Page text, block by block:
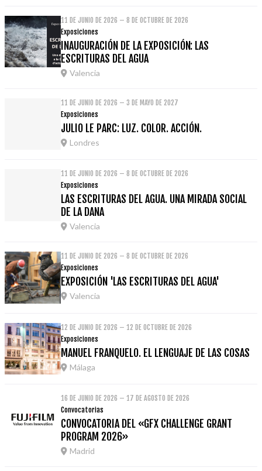
11 DE JUNIO DE 2026 – 8 DE OCTUBRE DE 2026
Exposiciones
INAUGURACIÓN DE LA EXPOSICIÓN: LAS
ESCRITURAS DEL AGUA
Valencia
11 DE JUNIO DE 2026 – 3 DE MAYO DE 2027
Exposiciones
JULIO LE PARC: LUZ. COLOR. ACCIÓN.
Londres
11 DE JUNIO DE 2026 – 8 DE OCTUBRE DE 2026
Exposiciones
LAS ESCRITURAS DEL AGUA. UNA MIRADA SOCIAL
DE LA DANA
Valencia
11 DE JUNIO DE 2026 – 8 DE OCTUBRE DE 2026
Exposiciones
EXPOSICIÓN 'LAS ESCRITURAS DEL AGUA'
Valencia
12 DE JUNIO DE 2026 – 12 DE OCTUBRE DE 2026
Exposiciones
MANUEL FRANQUELO. EL LENGUAJE DE LAS COSAS
Málaga
16 DE JUNIO DE 2026 – 17 DE AGOSTO DE 2026
Convocatorias
CONVOCATORIA DEL «GFX CHALLENGE GRANT
PROGRAM 2026»
Madrid